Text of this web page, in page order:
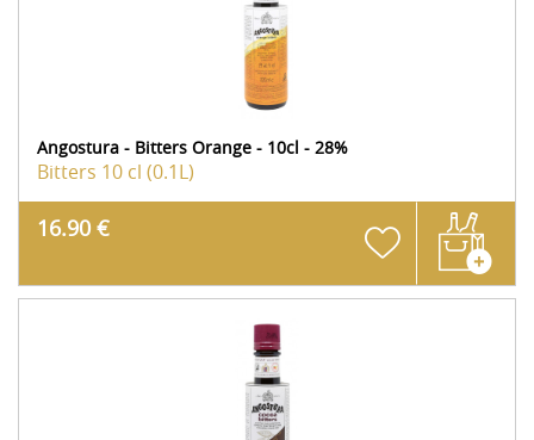
Angostura - Bitters Orange - 10cl - 28%
Bitters 10 cl (0.1L)
16.90 €